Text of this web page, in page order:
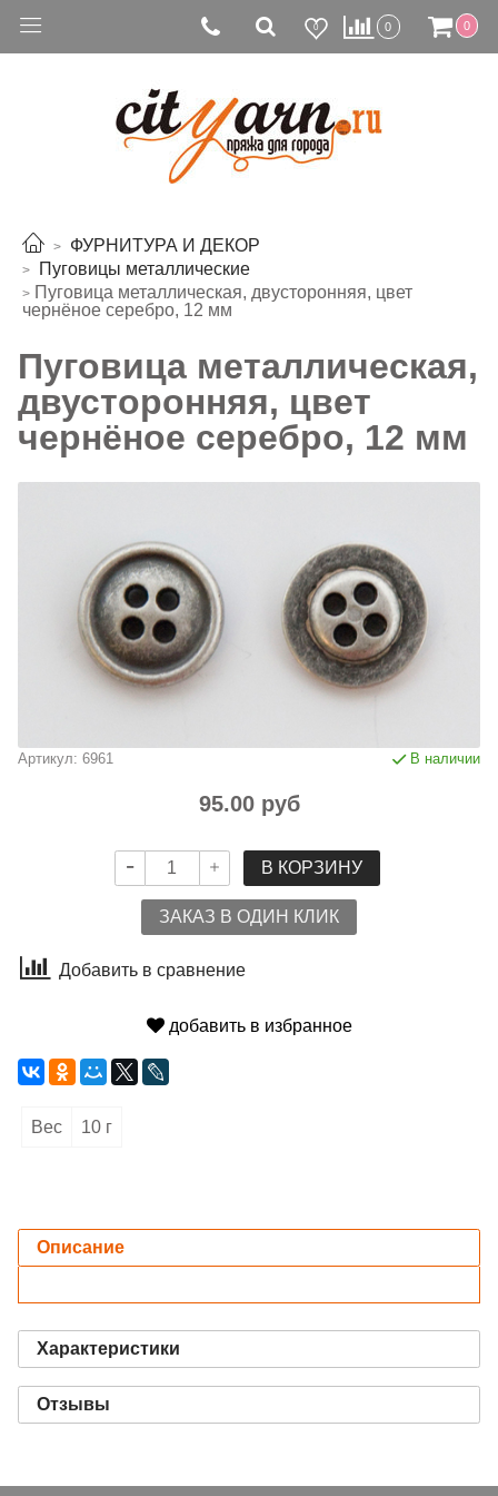
0 0 0
ФУРНИТУРА И ДЕКОР
Пуговицы металлические
Пуговица металлическая, двусторонняя, цвет
чернёное серебро, 12 мм
Пуговица металлическая,
двусторонняя, цвет
чернёное серебро, 12 мм
Артикул: 6961 В наличии
95.00 руб
В КОРЗИНУ
ЗАКАЗ В ОДИН КЛИК
Добавить в сравнение
добавить в избранное
Вес 10 г
Описание
Характеристики
Отзывы